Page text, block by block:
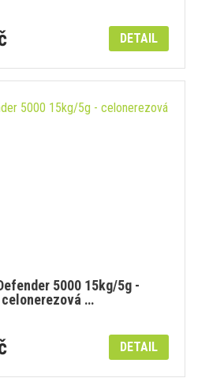
DETAIL
5000 15kg/5g -
celonerezová …
DETAIL